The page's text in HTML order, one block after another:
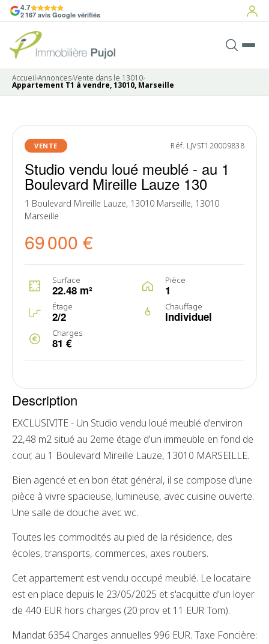
4.7
2 167 avis Google vérifiés
Accueil›Annonces›Vente dans le 13010›
Appartement T1 à vendre, 13010, Marseille
VENTE Réf. LJVST120009838
Studio vendu loué meublé - au 1
Boulevard Mireille Lauze 130
1 Boulevard Mireille Lauze, 13010 Marseille, 13010
Marseille
69 000 €
Surface
22.48 m²
Pièce
1
Étage
2/2
Chauffage
Individuel
Charges
81 €
Description
EXCLUSIVITE - Un Studio vendu loué meublé d'environ
22,48 m2 situé au 2eme étage d'un immeuble en fond de
cour, au 1 Boulevard Mireille Lauze, 13010 MARSEILLE.
Bien agencé et en bon état général, il se compose d'une
pièce à vivre spacieuse, lumineuse, avec cuisine ouverte.
Une salle de douche avec wc.
Toutes les commodités au pied de la résidence, des
écoles, transports, commerces, axes routiers.
Cet appartement est vendu occupé meublé. Le locataire
est en place depuis le 23/05/2025 et s'acquitte d'un loyer
de 440 EUR hors charges (20 prov et 11 EUR Tom).
Mandat 6354 Charges annuelles 996 EUR. Taxe Foncière: